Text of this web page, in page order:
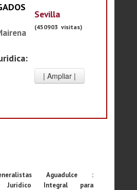
Sevilla
(450903 visitas)
Aguadulce :
Jurídico Integral para